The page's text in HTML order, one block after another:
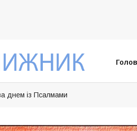
днем із Псалмами